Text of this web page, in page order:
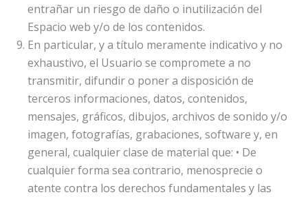
entrañar un riesgo de daño o inutilización del
Espacio web y/o de los contenidos.
En particular, y a título meramente indicativo y no
exhaustivo, el Usuario se compromete a no
transmitir, difundir o poner a disposición de
terceros informaciones, datos, contenidos,
mensajes, gráficos, dibujos, archivos de sonido y/o
imagen, fotografías, grabaciones, software y, en
general, cualquier clase de material que: • De
cualquier forma sea contrario, menosprecie o
atente contra los derechos fundamentales y las